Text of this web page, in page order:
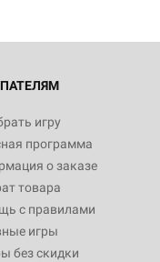
игру
программа
о заказе
товара
с правилами
игры
без скидки